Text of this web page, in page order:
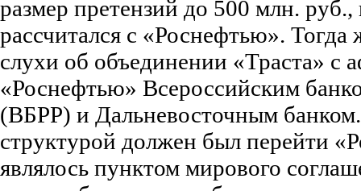
размер претензий до 500 млн. руб.,
рассчитался с «Роснефтью». Тогда
слухи об объединении «Траста» с
«Роснефтью» Всероссийским
(ВБРР) и Дальневосточным
структурой должен был перейти
являлось пунктом мирового